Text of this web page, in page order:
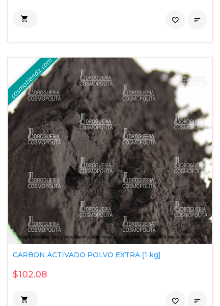
 
favorite_border
CARBON ACTIVADO POLVO EXTRA [1 kg]
$102.08
 
favorite_border